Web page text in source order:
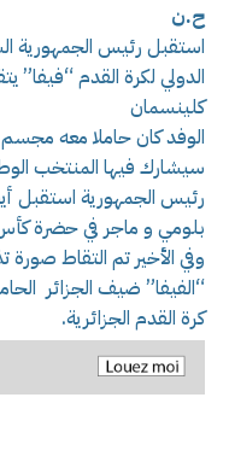
ح.ن
استقبل رئيس الجمهورية
الدولي لكرة القدم “فيفا”
كلينسمان
سيشارك فيها المنتخب
رئيس الجمهورية استقبل
بلومي و ماجر في حضرة كأس
وفي الأخير تم التقاط
“الفيفا” ضيف الجزائر
كرة القدم الجزائرية.